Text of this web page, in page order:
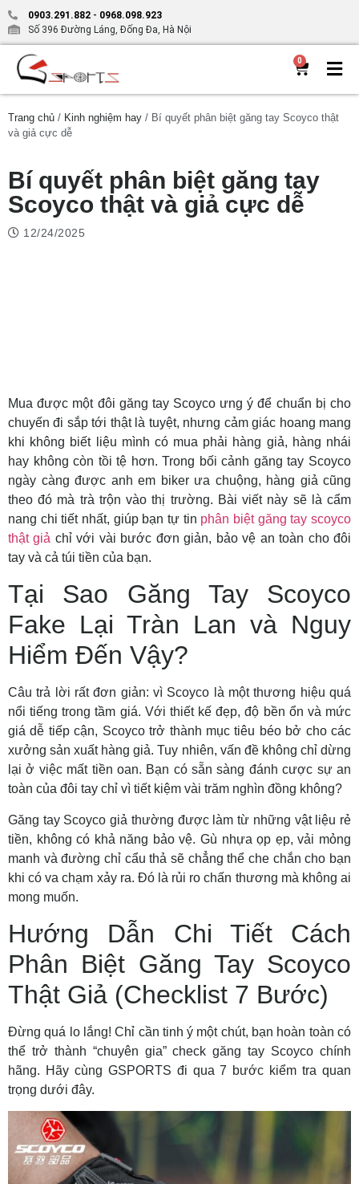
0903.291.882 - 0968.098.923
Số 396 Đường Láng, Đống Đa, Hà Nội
0
Trang chủ / Kinh nghiệm hay / Bí quyết phân biệt găng tay Scoyco thật
và giả cực dễ
Bí quyết phân biệt găng tay
Scoyco thật và giả cực dễ
12/24/2025
Mua được một đôi găng tay Scoyco ưng ý để chuẩn bị cho
chuyến đi sắp tới thật là tuyệt, nhưng cảm giác hoang mang
khi không biết liệu mình có mua phải hàng giả, hàng nhái
hay không còn tồi tệ hơn. Trong bối cảnh găng tay Scoyco
ngày càng được anh em biker ưa chuộng, hàng giả cũng
theo đó mà trà trộn vào thị trường. Bài viết này sẽ là cẩm
nang chi tiết nhất, giúp bạn tự tin phân biệt găng tay scoyco
thật giả chỉ với vài bước đơn giản, bảo vệ an toàn cho đôi
tay và cả túi tiền của bạn.
Tại Sao Găng Tay Scoyco
Fake Lại Tràn Lan và Nguy
Hiểm Đến Vậy?
Câu trả lời rất đơn giản: vì Scoyco là một thương hiệu quá
nổi tiếng trong tầm giá. Với thiết kế đẹp, độ bền ổn và mức
giá dễ tiếp cận, Scoyco trở thành mục tiêu béo bở cho các
xưởng sản xuất hàng giả. Tuy nhiên, vấn đề không chỉ dừng
lại ở việc mất tiền oan. Bạn có sẵn sàng đánh cược sự an
toàn của đôi tay chỉ vì tiết kiệm vài trăm nghìn đồng không?
Găng tay Scoyco giả thường được làm từ những vật liệu rẻ
tiền, không có khả năng bảo vệ. Gù nhựa ọp ẹp, vải mỏng
manh và đường chỉ cẩu thả sẽ chẳng thể che chắn cho bạn
khi có va chạm xảy ra. Đó là rủi ro chấn thương mà không ai
mong muốn.
Hướng Dẫn Chi Tiết Cách
Phân Biệt Găng Tay Scoyco
Thật Giả (Checklist 7 Bước)
Đừng quá lo lắng! Chỉ cần tinh ý một chút, bạn hoàn toàn có
thể trở thành “chuyên gia” check găng tay Scoyco chính
hãng. Hãy cùng GSPORTS đi qua 7 bước kiểm tra quan
trọng dưới đây.